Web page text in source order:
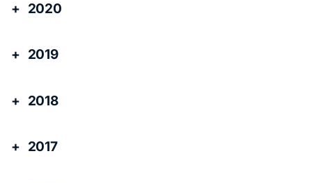
2020
2019
2018
2017